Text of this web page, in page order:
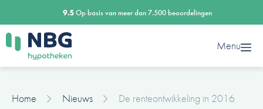
naar
de
inhoud
9.5Op basis van meer dan 7.500 beoordelingen
Menu
Home Nieuws De renteontwikkeling in 2016